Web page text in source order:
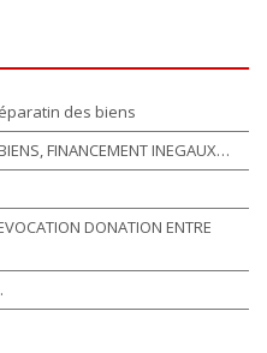
des biens
FINANCEMENT INEGAUX…
DONATION ENTRE